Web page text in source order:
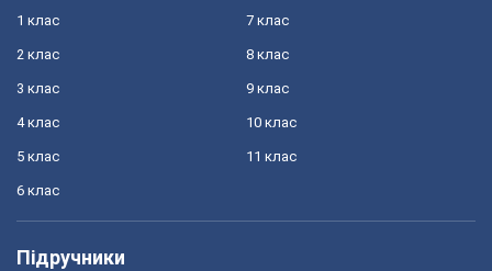
1 клас
2 клас
3 клас
4 клас
5 клас
6 клас
7 клас
8 клас
9 клас
10 клас
11 клас
Підручники